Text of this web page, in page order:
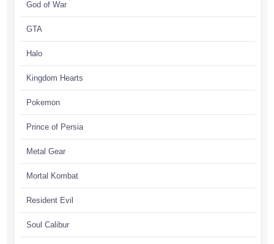
God of War
GTA
Halo
Kingdom Hearts
Pokemon
Prince of Persia
Metal Gear
Mortal Kombat
Resident Evil
Soul Calibur